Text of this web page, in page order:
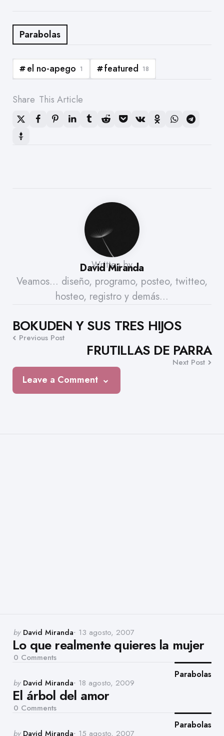
pescas más…
Parabolas
el no-apego 1 featured 18
Share This Article
Written by
David Miranda
Veamos... diseño, programo, posteo, twitteo,
hosteo, registro y demás...
Post
navigation
BOKUDEN Y SUS TRES HIJOS
Previous Post
FRUTILLAS DE PARRA
Next Post
Leave a Comment
Posted
by
by David Miranda 13 agosto, 2007
Lo que realmente quieres la mujer
0 Comments
Parabolas
Posted
by
by David Miranda 18 agosto, 2009
El árbol del amor
0 Comments
Parabolas
Posted
by David Miranda 15 agosto, 2007